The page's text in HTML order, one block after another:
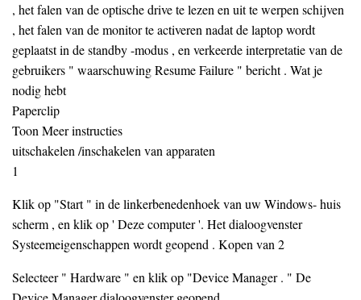
, het falen van de optische drive te lezen en uit te werpen schijven
, het falen van de monitor te activeren nadat de laptop wordt
geplaatst in de standby -modus , en verkeerde interpretatie van de
gebruikers " waarschuwing Resume Failure " bericht . Wat je
nodig hebt
Paperclip
Toon Meer instructies
uitschakelen /inschakelen van apparaten
1
Klik op "Start " in de linkerbenedenhoek van uw Windows- huis
scherm , en klik op ' Deze computer '. Het dialoogvenster
Systeemeigenschappen wordt geopend . Kopen van 2
Selecteer " Hardware " en klik op "Device Manager . " De